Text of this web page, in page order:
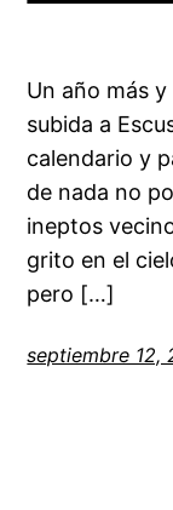
Un año más
subida a
calendario y
de nada no
ineptos
grito en el
pero […]
septiembre 12,